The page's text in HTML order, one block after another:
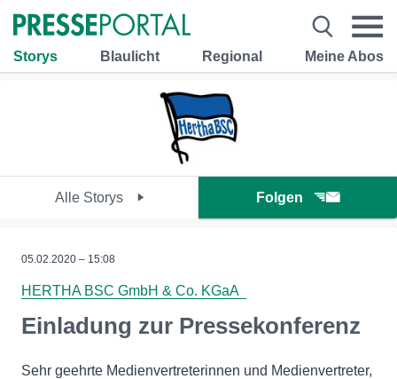
Storys Blaulicht Regional Meine Abos
Alle Storys Folgen
05.02.2020 – 15:08
HERTHA BSC GmbH & Co. KGaA
Einladung zur Pressekonferenz
Sehr geehrte Medienvertreterinnen und Medienvertreter,